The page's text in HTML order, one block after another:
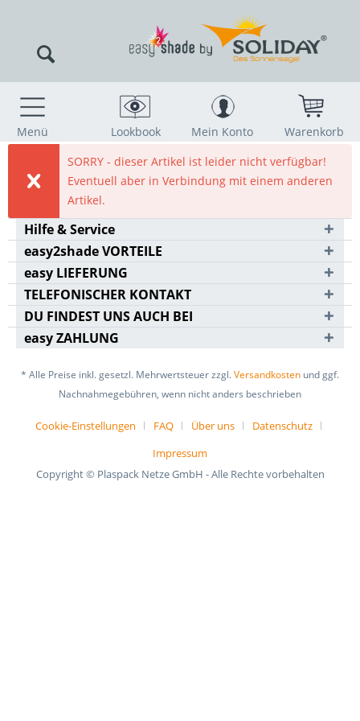
Menü Lookbook Mein Konto
Warenkorb
SORRY - dieser Artikel ist leider nicht verfügbar!
Eventuell aber in Verbindung mit einem anderen
Artikel.
Hilfe & Service
easy2shade VORTEILE
easy LIEFERUNG
TELEFONISCHER KONTAKT
DU FINDEST UNS AUCH BEI
easy ZAHLUNG
* Alle Preise inkl. gesetzl. Mehrwertsteuer zzgl.Versandkosten und ggf.
Nachnahmegebühren, wenn nicht anders beschrieben
Cookie-Einstellungen FAQ Über uns
Datenschutz
Impressum
Copyright © Plaspack Netze GmbH - Alle Rechte vorbehalten